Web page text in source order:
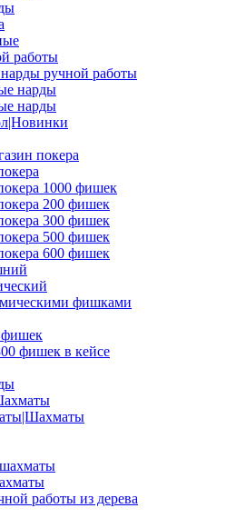
работы
ручной работы
нарды
нарды
покера
1000 фишек
200 фишек
300 фишек
500 фишек
600 фишек
фишками
фишек
фишек в кейсе
работы из дерева